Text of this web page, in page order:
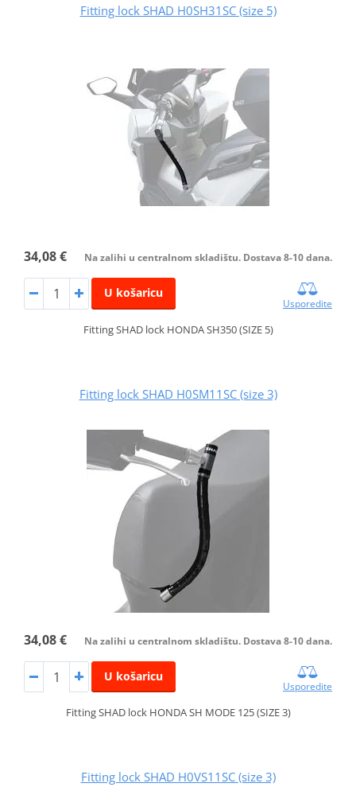
Fitting lock SHAD H0SH31SC (size 5)
34,08 € Na zalihi u centralnom skladištu. Dostava 8-10 dana.
U košaricu
Usporedite
Fitting SHAD lock HONDA SH350 (SIZE 5)
Fitting lock SHAD H0SM11SC (size 3)
34,08 € Na zalihi u centralnom skladištu. Dostava 8-10 dana.
U košaricu
Usporedite
Fitting SHAD lock HONDA SH MODE 125 (SIZE 3)
Fitting lock SHAD H0VS11SC (size 3)